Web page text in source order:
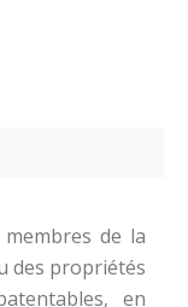
de la
des propriétés
en